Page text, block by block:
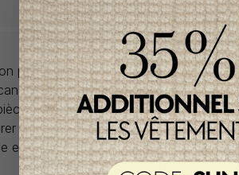
propose des collections pour de
à prix imbattables. Nous
de saisons en saisons. Si un
car la plupart du temps, les articles
et en un seul exemplaire. Profitez de
tout achat de 100$ et plus